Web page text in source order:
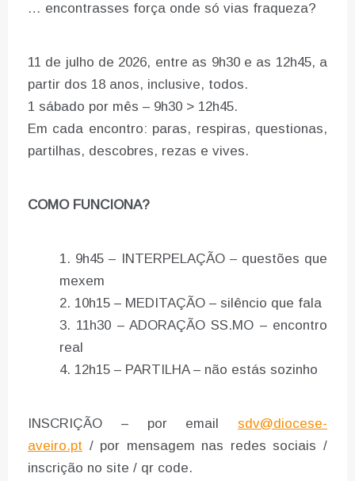
… encontrasses força onde só vias fraqueza?
11 de julho de 2026, entre as 9h30 e as 12h45, a
partir dos 18 anos, inclusive, todos.
1 sábado por mês – 9h30 > 12h45.
Em cada encontro: paras, respiras, questionas,
partilhas, descobres, rezas e vives.
COMO FUNCIONA?
9h45 – INTERPELAÇÃO – questões que
mexem
10h15 – MEDITAÇÃO – silêncio que fala
11h30 – ADORAÇÃO SS.MO – encontro
real
12h15 – PARTILHA – não estás sozinho
INSCRIÇÃO – por email sdv@diocese-
aveiro.pt / por mensagem nas redes sociais /
inscrição no site / qr code.